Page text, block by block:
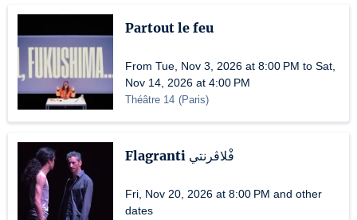
Partout le feu
From Tue, Nov 3, 2026 at 8:00 PM to Sat,
Nov 14, 2026 at 4:00 PM
Théâtre 14 (Paris)
Flagranti فْلاڤرنتي
Fri, Nov 20, 2026 at 8:00 PM and other
dates